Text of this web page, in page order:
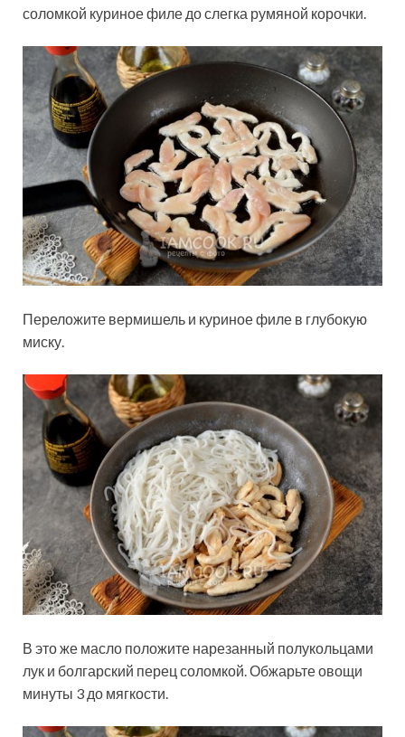
соломкой куриное филе до слегка румяной корочки.
Переложите вермишель и куриное филе в глубокую
миску.
В это же масло положите нарезанный полукольцами
лук и болгарский перец соломкой. Обжарьте овощи
минуты 3 до мягкости.